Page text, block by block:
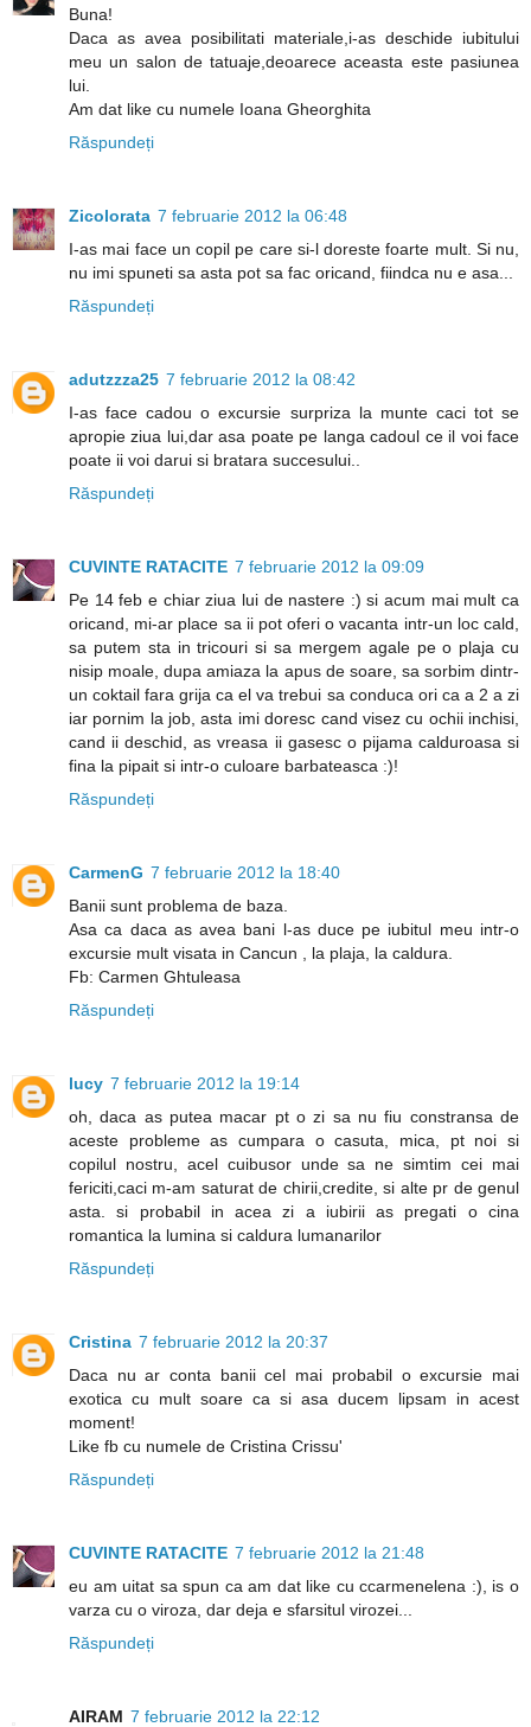
Buna!
Daca as avea posibilitati materiale,i-as deschide iubitului
meu un salon de tatuaje,deoarece aceasta este pasiunea
lui.
Am dat like cu numele Ioana Gheorghita
Răspundeți
Zicolorata 7 februarie 2012 la 06:48
I-as mai face un copil pe care si-l doreste foarte mult. Si nu,
nu imi spuneti sa asta pot sa fac oricand, fiindca nu e asa...
Răspundeți
adutzzza25 7 februarie 2012 la 08:42
I-as face cadou o excursie surpriza la munte caci tot se
apropie ziua lui,dar asa poate pe langa cadoul ce il voi face
poate ii voi darui si bratara succesului..
Răspundeți
CUVINTE RATACITE 7 februarie 2012 la 09:09
Pe 14 feb e chiar ziua lui de nastere :) si acum mai mult ca
oricand, mi-ar place sa ii pot oferi o vacanta intr-un loc cald,
sa putem sta in tricouri si sa mergem agale pe o plaja cu
nisip moale, dupa amiaza la apus de soare, sa sorbim dintr-
un coktail fara grija ca el va trebui sa conduca ori ca a 2 a zi
iar pornim la job, asta imi doresc cand visez cu ochii inchisi,
cand ii deschid, as vreasa ii gasesc o pijama calduroasa si
fina la pipait si intr-o culoare barbateasca :)!
Răspundeți
CarmenG 7 februarie 2012 la 18:40
Banii sunt problema de baza.
Asa ca daca as avea bani l-as duce pe iubitul meu intr-o
excursie mult visata in Cancun , la plaja, la caldura.
Fb: Carmen Ghtuleasa
Răspundeți
lucy 7 februarie 2012 la 19:14
oh, daca as putea macar pt o zi sa nu fiu constransa de
aceste probleme as cumpara o casuta, mica, pt noi si
copilul nostru, acel cuibusor unde sa ne simtim cei mai
fericiti,caci m-am saturat de chirii,credite, si alte pr de genul
asta. si probabil in acea zi a iubirii as pregati o cina
romantica la lumina si caldura lumanarilor
Răspundeți
Cristina 7 februarie 2012 la 20:37
Daca nu ar conta banii cel mai probabil o excursie mai
exotica cu mult soare ca si asa ducem lipsam in acest
moment!
Like fb cu numele de Cristina Crissu'
Răspundeți
CUVINTE RATACITE 7 februarie 2012 la 21:48
eu am uitat sa spun ca am dat like cu ccarmenelena :), is o
varza cu o viroza, dar deja e sfarsitul virozei...
Răspundeți
AIRAM 7 februarie 2012 la 22:12